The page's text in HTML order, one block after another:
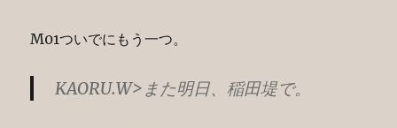
M01ついでにもう一つ。
KAORU.W>また明日、稲田堤で。